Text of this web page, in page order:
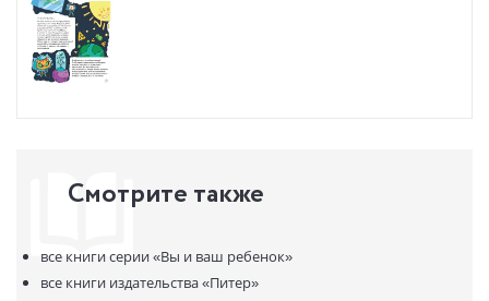
Смотрите также
все книги серии«Вы и ваш ребенок»
все книги издательства«Питер»